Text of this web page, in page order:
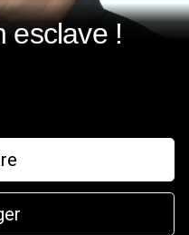
esclave !